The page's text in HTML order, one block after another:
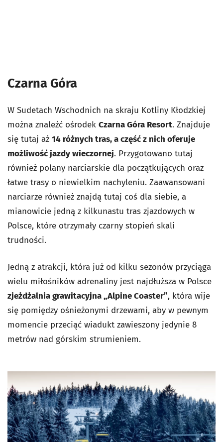
Czarna Góra
W Sudetach Wschodnich na skraju Kotliny Kłodzkiej
można znaleźć ośrodek Czarna Góra Resort. Znajduje
się tutaj aż 14 różnych tras, a część z nich oferuje
możliwość jazdy wieczornej. Przygotowano tutaj
również polany narciarskie dla początkujących oraz
łatwe trasy o niewielkim nachyleniu. Zaawansowani
narciarze również znajdą tutaj coś dla siebie, a
mianowicie jedną z kilkunastu tras zjazdowych w
Polsce, które otrzymały czarny stopień skali
trudności.
Jedną z atrakcji, która już od kilku sezonów przyciąga
wielu miłośników adrenaliny jest najdłuższa w Polsce
zjeżdżalnia grawitacyjna „Alpine Coaster”, która wije
się pomiędzy ośnieżonymi drzewami, aby w pewnym
momencie przeciąć wiadukt zawieszony jedynie 8
metrów nad górskim strumieniem.